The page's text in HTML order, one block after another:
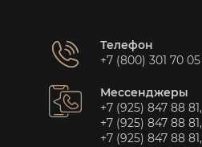
Телефон
+7 (800) 301 70 05
Мессенджеры
+7 (925) 847 88 81,
+7 (925) 847 88 81,
+7 (925) 847 88 81,